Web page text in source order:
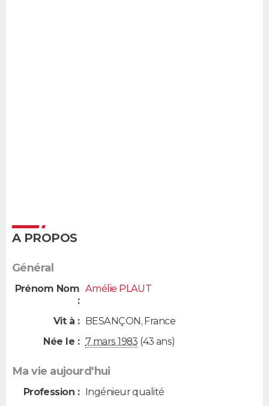
A PROPOS
Général
Prénom Nom
:
Amélie PLAUT
Vit à : BESANÇON, France
Née le : 7 mars 1983 (43 ans)
Ma vie aujourd'hui
Profession :
Ingénieur qualité